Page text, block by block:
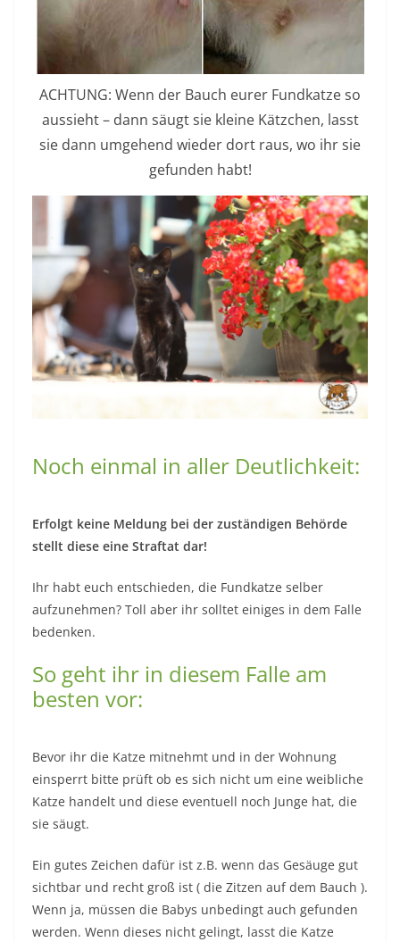
ACHTUNG: Wenn der Bauch eurer Fundkatze so
aussieht – dann säugt sie kleine Kätzchen, lasst
sie dann umgehend wieder dort raus, wo ihr sie
gefunden habt!
Noch einmal in aller Deutlichkeit:
Erfolgt keine Meldung bei der zuständigen Behörde
stellt diese eine Straftat dar!
Ihr habt euch entschieden, die Fundkatze selber
aufzunehmen? Toll aber ihr solltet einiges in dem Falle
bedenken.
So geht ihr in diesem Falle am
besten vor:
Bevor ihr die Katze mitnehmt und in der Wohnung
einsperrt bitte prüft ob es sich nicht um eine weibliche
Katze handelt und diese eventuell noch Junge hat, die
sie säugt.
Ein gutes Zeichen dafür ist z.B. wenn das Gesäuge gut
sichtbar und recht groß ist ( die Zitzen auf dem Bauch ).
Wenn ja, müssen die Babys unbedingt auch gefunden
werden. Wenn dieses nicht gelingt, lasst die Katze